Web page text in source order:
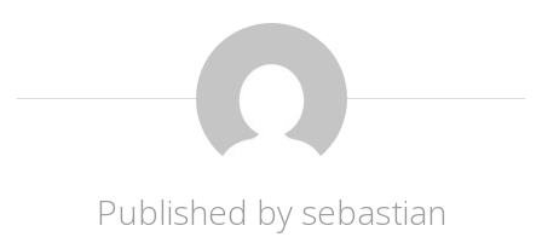
Published by sebastian